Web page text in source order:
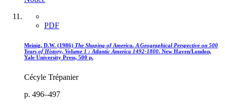
PDF
Meinig, D.W. (1986) The Shaping of America. A Geographical Perspective on 500
Years of History, Volume 1 : Atlantic America 1492-1800. New Haven/London,
Yale University Press, 500 p.
Cécyle Trépanier
p. 496–497